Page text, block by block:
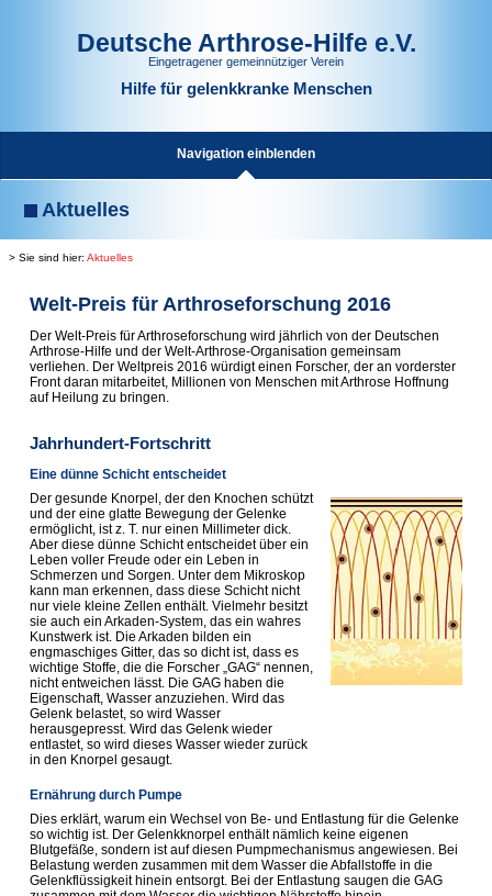
Deutsche Arthrose-Hilfe e.V.
Eingetragener gemeinnütziger Verein
Hilfe für gelenkkranke Menschen
Navigation einblenden
Aktuelles
> Sie sind hier: Aktuelles
Welt-Preis für Arthroseforschung 2016
Der Welt-Preis für Arthroseforschung wird jährlich von der Deutschen
Arthrose-Hilfe und der Welt-Arthrose-Organisation gemeinsam
verliehen. Der Weltpreis 2016 würdigteinen Forscher, der an vorderster
Front daran mitarbeitet, Millionen von Menschen mit Arthrose Hoffnung
auf Heilung zu bringen.
Jahrhundert-Fortschritt
Eine dünne Schicht entscheidet
Der gesunde Knorpel, der den Knochen schützt
und der eine glatte Bewegung der Gelenke
ermöglicht, ist z. T. nur einen Millimeter dick.
Aber diese dünne Schicht entscheidet über ein
Leben voller Freude oder ein Leben in
Schmerzen und Sorgen. Unter dem Mikroskop
kann man erkennen, dass diese Schicht nicht
nur viele kleine Zellen enthält. Vielmehr besitzt
sie auch ein Arkaden-System, das ein wahres
Kunstwerk ist. Die Arkaden bilden ein
engmaschiges Gitter, das so dicht ist, dass es
wichtige Stoffe, die die Forscher „GAG“ nennen,
nicht entweichen lässt. Die GAG haben die
Eigenschaft, Wasser anzuziehen. Wird das
Gelenk belastet, so wird Wasser
herausgepresst. Wird das Gelenk wieder
entlastet, so wird dieses Wasser wieder zurück
in den Knorpel gesaugt.
Ernährung durch Pumpe
Dies erklärt, warum ein Wechsel von Be- und Entlastung für die Gelenke
so wichtig ist. Der Gelenkknorpel enthält nämlich keine eigenen
Blutgefäße, sondern ist auf diesen Pumpmechanismus angewiesen. Bei
Belastung werden zusammen mit dem Wasser die Abfallstoffe in die
Gelenkflüssigkeit hinein entsorgt. Bei der Entlastung saugen die GAG